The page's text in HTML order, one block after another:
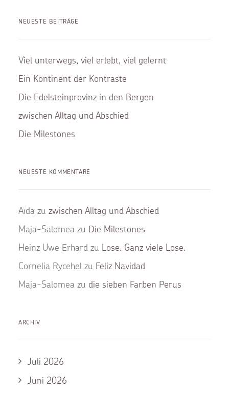
NEUESTE BEITRÄGE
Viel unterwegs, viel erlebt, viel gelernt
Ein Kontinent der Kontraste
Die Edelsteinprovinz in den Bergen
zwischen Alltag und Abschied
Die Milestones
NEUESTE KOMMENTARE
Aïda zu zwischen Alltag und Abschied
Maja-Salomea zu Die Milestones
Heinz Uwe Erhard zu Lose. Ganz viele Lose.
Cornelia Rycehel zu Feliz Navidad
Maja-Salomea zu die sieben Farben Perus
ARCHIV
Juli 2026
Juni 2026